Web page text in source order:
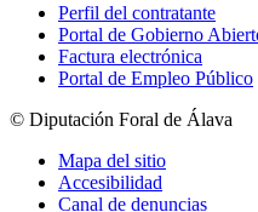
Perfil del contratante
Portal de Gobierno
Factura electrónica
Portal de Empleo Público
© Diputación Foral de Álava
Mapa del sitio
Accesibilidad
Canal de denuncias